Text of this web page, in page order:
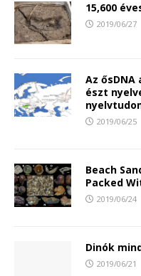
15,600
2019/06/27
Az
észt
2019/06/25
Beach
Packed
2019/06/24
Dinók
2019/06/21